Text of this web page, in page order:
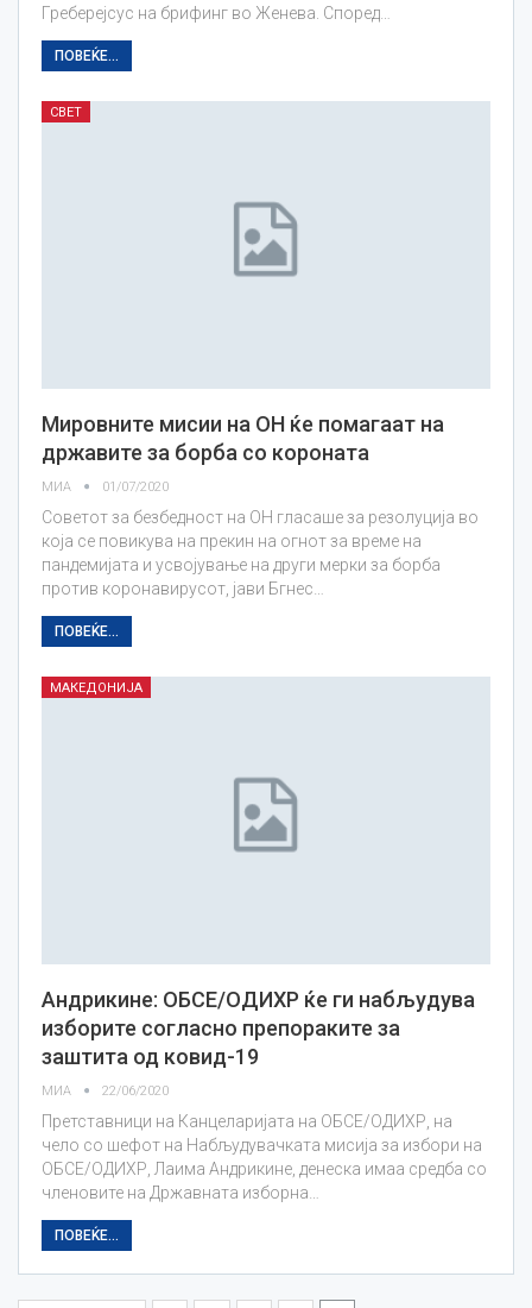
Греберејсус на брифинг во Женева. Според…
ПОВЕЌЕ...
СВЕТ
Мировните мисии на ОН ќе помагаат на
државите за борба со короната
МИА 01/07/2020
Советот за безбедност на ОН гласаше за резолуција во
која се повикува на прекин на огнот за време на
пандемијата и усвојување на други мерки за борба
против коронавирусот, јави Бгнес…
ПОВЕЌЕ...
МАКЕДОНИЈА
Андрикине: ОБСЕ/ОДИХР ќе ги набљудува
изборите согласно препораките за
заштита од ковид-19
МИА 22/06/2020
Претставници на Канцеларијата на ОБСЕ/ОДИХР, на
чело со шефот на Набљудувачката мисија за избори на
ОБСЕ/ОДИХР, Лаима Андрикине, денеска имаа средба со
членовите на Државната изборна…
ПОВЕЌЕ...